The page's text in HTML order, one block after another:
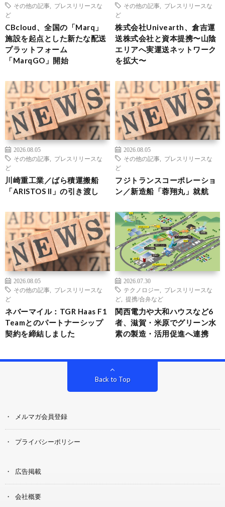
その他の記事
プレスリリースな
ど
CBcloud、全国の「Marq」
施設を起点とした新たな配送
プラットフォーム
「MarqGO」開始
その他の記事
プレスリリースな
ど
株式会社Univearth、倉吉運
送株式会社と資本提携〜山陰
エリアへ実運送ネットワーク
を拡大〜
2026.08.05
その他の記事
プレスリリースな
ど
川崎重工業／ばら積運搬船
「ARISTOS II」の引き渡し
2026.08.05
その他の記事
プレスリリースな
ど
フジトランスコーポレーショ
ン／新造船「蓉翔丸」就航
2026.08.05
その他の記事
プレスリリースな
ど
ネバーマイル：TGR Haas F1
Teamとのパートナーシップ
契約を締結しました
2026.07.30
テクノロジー
プレスリリースな
ど
提携/合弁など
関西電力や大和ハウスなど6
者、滋賀・米原でグリーン水
素の製造・活用促進へ連携
Back to Top
メルマガ会員登録
プライバシーポリシー
広告掲載
会社概要